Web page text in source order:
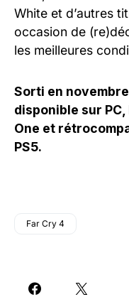
White et d’autres
occasion de
les meilleures
Sorti en
disponible sur PC,
One et
PS5.
Far Cry 4